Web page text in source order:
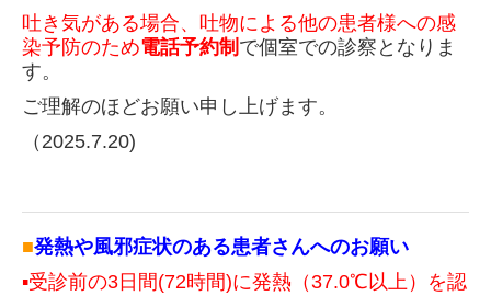
吐き気がある場合、吐物による他の患者様への感
染予防のため電話予約制 で個室での診察となりま
す。
ご理解のほどお願い申し上げます。
（2025.7.20)
■発熱や風邪症状のある患者さんへのお願い
▪受診前の3日 間(72時間)に発熱（37.0℃以上） を認